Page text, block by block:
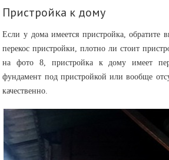
Пристройка к дому
Если у дома имеется пристройка, обратите
перекос пристройки, плотно ли стоит
на фото 8, пристройка к дому имеет
фундамент под пристройкой или вообще
качественно.